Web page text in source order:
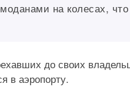
на колесах, что
до своих
в аэропорту.